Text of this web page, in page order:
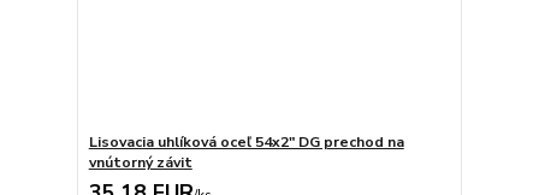
Lisovacia uhlíková oceľ 54x2" DG prechod na
vnútorný závit